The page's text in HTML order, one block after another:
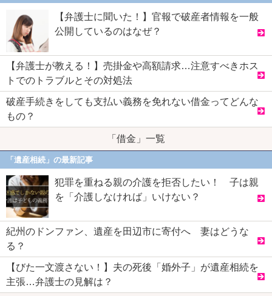
【弁護士に聞いた！】官報で破産者情報を一般
公開しているのはなぜ？
【弁護士が教える！】売掛金や高額請求…注意すべきホス
トでのトラブルとその対処法
破産手続きをしても支払い義務を免れない借金ってどんな
もの？
「借金」一覧
「遺産相続」の最新記事
犯罪を重ねる親の介護を拒否したい！ 子は親
を「介護しなければ」いけない？
紀州のドンファン、遺産を田辺市に寄付へ 妻はどうな
る？
【びた一文渡さない！】夫の死後「婚外子」が遺産相続を
主張…弁護士の見解は？